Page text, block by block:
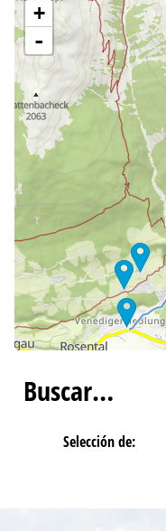
+
-
Buscar…
Selección de: